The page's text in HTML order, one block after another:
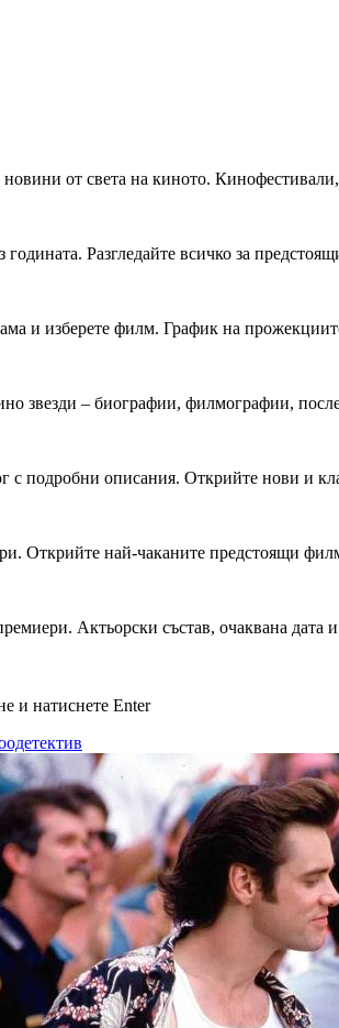
новини от света на киното.
Разгледайте всичко за
и изберете филм. График на
звезди – биографии, филмографии,
с подробни описания. Открийте нови и
Открийте най-чаканите предстоящи
Актьорски състав, очаквана дата
и натиснете Enter